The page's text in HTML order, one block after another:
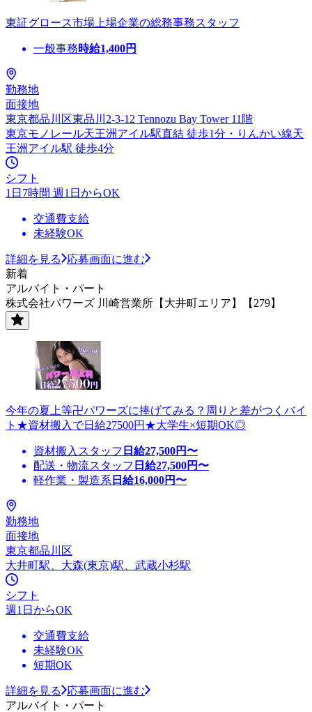
東証グロース市場上場企業の総務事務スタッフ
一般事務時給1,400円
勤務地
面接地
東京都品川区東品川2-3-12 Tennozu Bay Tower 11階
東京モノレール天王洲アイル駅直結 徒歩1分・りんかい線天
王洲アイル駅 徒歩4分
シフト
1日7時間 週1日からOK
交通費支給
未経験OK
詳細を見る
応募画面に進む
新着
アルバイト・パート
株式会社パワーズ 川崎営業所【大井町エリア】【279】
今年の夏上等卍パワーズに捧げてみる？周りと差がつくバイ
ト★資材搬入で日給27500円★大学生×短期OK◎
資材搬入スタッフ 日給27,500円〜
配送・物流スタッフ 日給27,500円〜
軽作業・製造系 日給16,000円〜
勤務地
面接地
東京都品川区
大井町駅、大森(東京)駅、武蔵小杉駅
シフト
週1日からOK
交通費支給
未経験OK
短期OK
詳細を見る
応募画面に進む
アルバイト・パート